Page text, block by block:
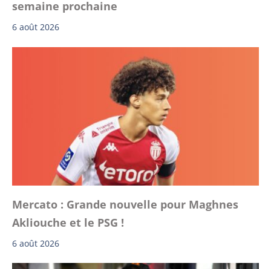
semaine prochaine
6 août 2026
Mercato : Grande nouvelle pour Maghnes
Akliouche et le PSG !
6 août 2026